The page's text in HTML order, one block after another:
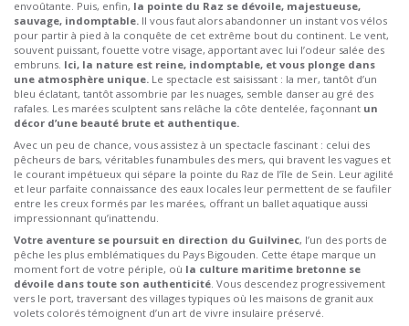
envoûtante. Puis, enfin, la pointe du Raz se dévoile, majestueuse,
sauvage, indomptable. Il vous faut alors abandonner un instant vos vélos
pour partir à pied à la conquête de cet extrême bout du continent. Le vent,
souvent puissant, fouette votre visage, apportant avec lui l’odeur salée des
embruns. Ici, la nature est reine, indomptable, et vous plonge dans
une atmosphère unique. Le spectacle est saisissant : la mer, tantôt d’un
bleu éclatant, tantôt assombrie par les nuages, semble danser au gré des
rafales. Les marées sculptent sans relâche la côte dentelée, façonnant un
décor d’une beauté brute et authentique.
Avec un peu de chance, vous assistez à un spectacle fascinant : celui des
pêcheurs de bars, véritables funambules des mers, qui bravent les vagues et
le courant impétueux qui sépare la pointe du Raz de l’île de Sein. Leur agilité
et leur parfaite connaissance des eaux locales leur permettent de se faufiler
entre les creux formés par les marées, offrant un ballet aquatique aussi
impressionnant qu’inattendu.
Votre aventure se poursuit en direction du Guilvinec, l’un des ports de
pêche les plus emblématiques du Pays Bigouden. Cette étape marque un
moment fort de votre périple, où la culture maritime bretonne se
dévoile dans toute son authenticité . Vous descendez progressivement
vers le port, traversant des villages typiques où les maisons de granit aux
volets colorés témoignent d’un art de vivre insulaire préservé.